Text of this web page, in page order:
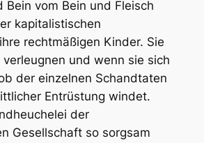
Bein vom Bein und Fleisch
kapitalistischen
rechtmäßigen Kinder. Sie
und wenn sie sich
der einzelnen Schandtaten
Entrüstung windet.
der
Gesellschaft so sorgsam